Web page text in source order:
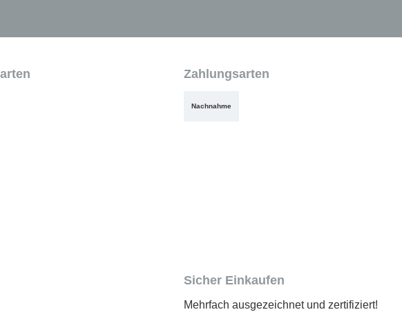
Zahlungsarten
Nachnahme
Sicher Einkaufen
Mehrfach ausgezeichnet und zertifiziert!